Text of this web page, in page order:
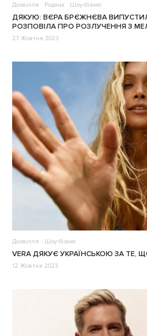
Дозвілля Родина Шоу-бізнес
ДЯКУЮ: ВЄРА БРЄЖНЄВА
РОЗПОВІЛА ПРО РОЗЛУЧЕННЯ З
27 Жовтня 2023
Дозвілля Шоу-бізнес
VERA ДЯКУЄ УКРАЇНСЬКОЮ ЗА ТЕ,
12 Жовтня 2023